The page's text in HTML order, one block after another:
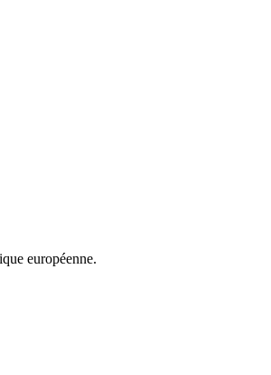
européenne.